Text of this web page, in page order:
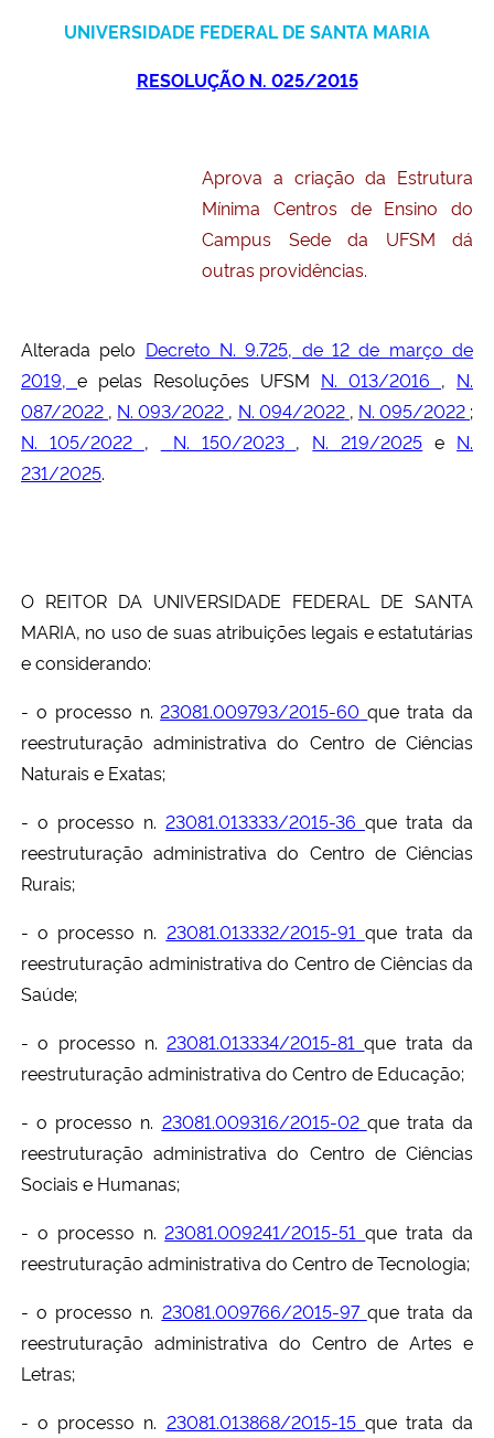
Ministério da Ciência, Tecnologia, Inovações e Comunicações
Ministério da Mulher, da Família e dos Direitos Humanos
Secretaria de Governo
Gabinete de Segurança Institucional
Advocacia-Geral da União
Banco Central do Brasil
UNIVERSIDADE FEDERAL DE SANTA MARIA
RESOLUÇÃO N. 025/2015
Aprova a criação da Estrutura
Mínima Centros de Ensino do
Campus Sede da UFSM dá
outras providências.
Alterada pelo Decreto N. 9.725, de 12 de março de
2019, e pelas Resoluções UFSM N. 013/2016 , N.
087/2022 , N. 093/2022 , N. 094/2022 , N. 095/2022 ;
N. 105/2022 , N. 150/2023 , N. 219/2025 e N.
231/2025.
O REITOR DA UNIVERSIDADE FEDERAL DE SANTA
MARIA, no uso de suas atribuições legais e estatutárias
e considerando:
- o processo n.23081.009793/2015-60 que trata da
reestruturação administrativa do Centro de Ciências
Naturais e Exatas;
- o processo n. 23081.013333/2015-36 que trata da
reestruturação administrativa do Centro de Ciências
Rurais;
- o processo n. 23081.013332/2015-91 que trata da
reestruturação administrativa do Centro de Ciências da
Saúde;
- o processo n.23081.013334/2015-81 que trata da
reestruturação administrativa do Centro de Educação;
- o processo n. 23081.009316/2015-02 que trata da
reestruturação administrativa do Centro de Ciências
Sociais e Humanas;
- o processo n.23081.009241/2015-51 que trata da
reestruturação administrativa do Centro de Tecnologia;
- o processo n. 23081.009766/2015-97 que trata da
reestruturação administrativa do Centro de Artes e
Letras;
- o processo n. 23081.013868/2015-15 que trata da